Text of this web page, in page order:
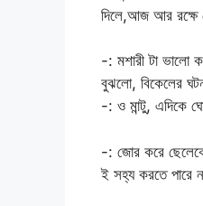
দিলে,আজ আর রক্ষে
-: মশারী টা ভালো
বুঝলো, বিকেলের
-: ও মান্টু, এদিকে
-: জোর করে
ই সহ্য করতে পারে